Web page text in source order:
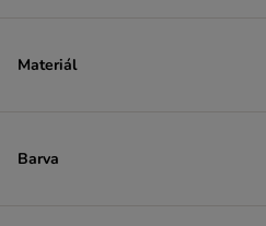
Materiál
Barva